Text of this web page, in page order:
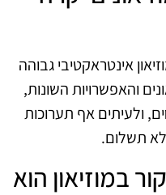
אינטראקטיבי גבוהה
והאפשרויות השונות,
ולעיתים אף תערוכות
תשלום.
במוזיאון הוא